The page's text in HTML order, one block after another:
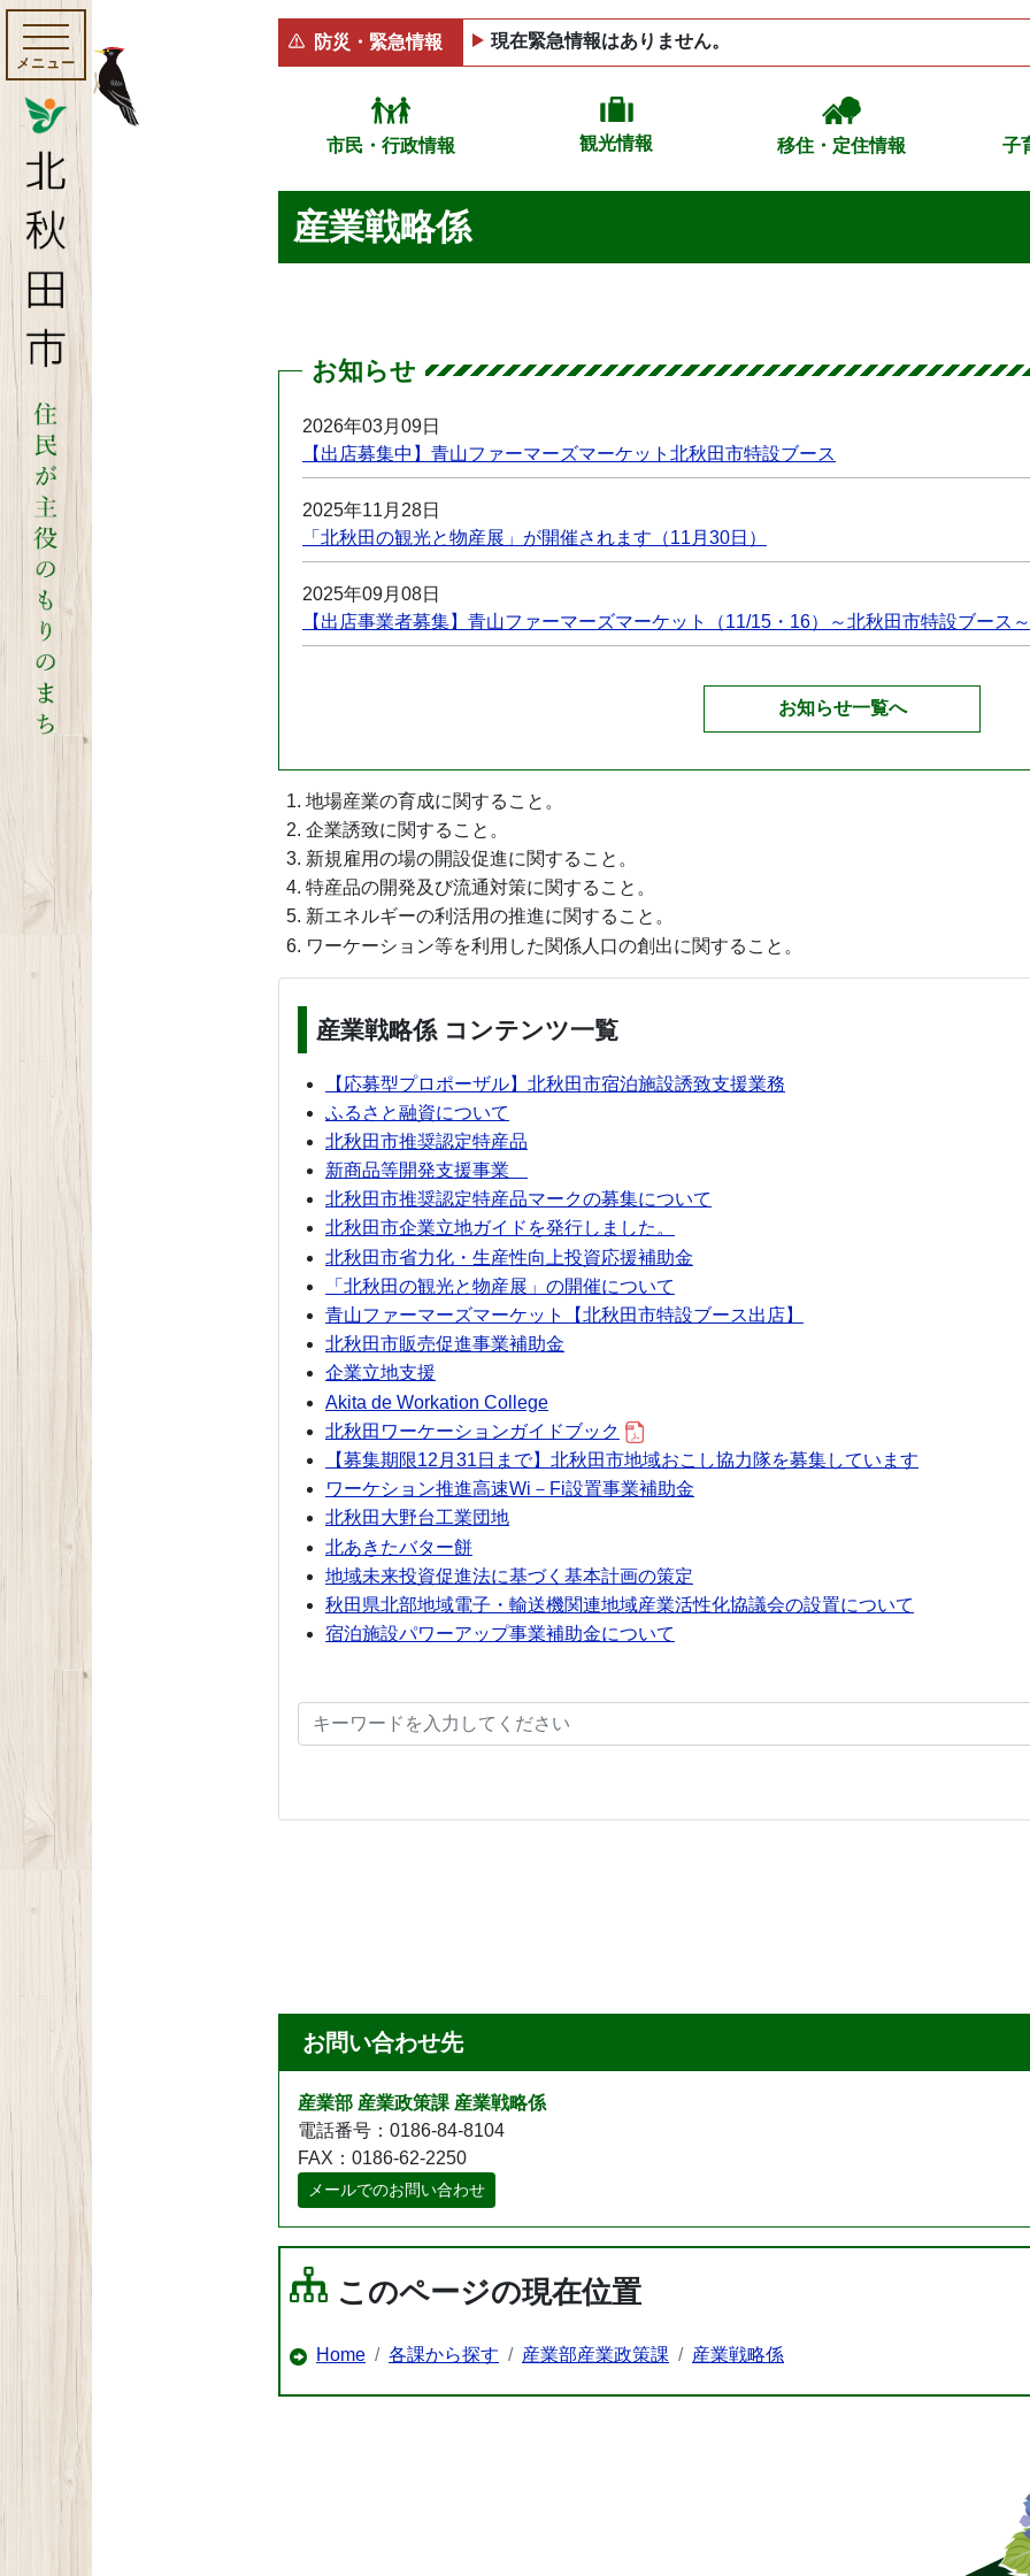
メニュー
防災・緊急情報 現在緊急情報はありません。
市民・行政情報 観光情報 移住・定住情報 子
産業戦略係
お知らせ
2026年03月09日
【出店募集中】青山ファーマーズマーケット北秋田市特設ブース
2025年11月28日
「北秋田の観光と物産展」が開催されます（11月30日）
2025年09月08日
【出店事業者募集】青山ファーマーズマーケット（11/15・16）～北秋田市特設ブース～
北秋田市省力化・生産性向上投資応援補助金の募集を開始します
お知らせ一覧へ
地場産業の育成に関すること。
企業誘致に関すること。
新規雇用の場の開設促進に関すること。
特産品の開発及び流通対策に関すること。
新エネルギーの利活用の推進に関すること。
ワーケーション等を利用した関係人口の創出に関すること。
産業戦略係 コンテンツ一覧
【応募型プロポーザル】北秋田市宿泊施設誘致支援業務
ふるさと融資について
北秋田市推奨認定特産品
新商品等開発支援事業
北秋田市推奨認定特産品マークの募集について
北秋田市企業立地ガイドを発行しました。
北秋田市省力化・生産性向上投資応援補助金
「北秋田の観光と物産展」の開催について
青山ファーマーズマーケット【北秋田市特設ブース出店】
北秋田市販売促進事業補助金
企業立地支援
Akita de Workation College
北秋田ワーケーションガイドブック
【募集期限12月31日まで】北秋田市地域おこし協力隊を募集しています
ワーケション推進高速Wi－Fi設置事業補助金
北秋田大野台工業団地
北あきたバター餅
地域未来投資促進法に基づく基本計画の策定
秋田県北部地域電子・輸送機関連地域産業活性化協議会の設置について
宿泊施設パワーアップ事業補助金について
お問い合わせ先
産業部 産業政策課 産業戦略係
電話番号：0186-84-8104
FAX：0186-62-2250
メールでのお問い合わせ
このページの現在位置
Home 各課から探す 産業部産業政策課 産業戦略係